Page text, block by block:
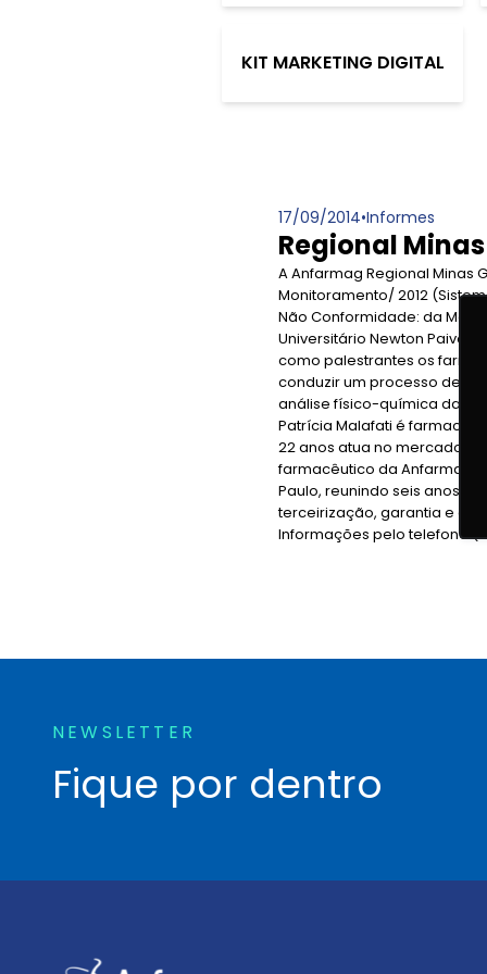
KIT MARKETING DIGITAL
17/09/2014•Informes
Regional
A Anfarmag Regional
Monitoramento/ 2012
Não Conformidade: da
Universitário Newton Paiva,
como palestrantes os
conduzir um processo de
análise físico-química da
Patrícia Malafati é
22 anos atua no mercado
farmacêutico da Anfarmag
Paulo, reunindo seis anos
terceirização, garantia e
Informações pelo telefone
NEWSLETTER
Fique por dentro